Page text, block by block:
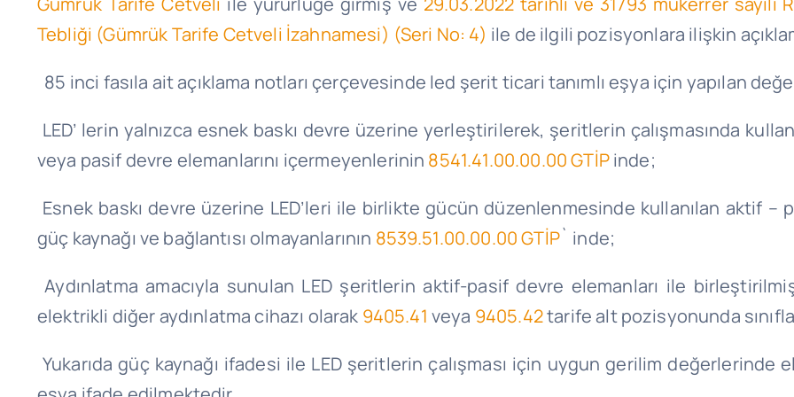
Tebliği (Gümrük Tarife Cetveli İzahnamesi) (Seri No: 4) ile de ilgili pozisyonlara ilişkin
85 inci fasıla ait açıklama notları çerçevesinde led şerit ticari tanımlı eşya için yapılan
LED’ lerin yalnızca esnek baskı devre üzerine yerleştirilerek, şeritlerin çalışmasında
veya pasif devre elemanlarını içermeyenlerinin 8541.41.00.00.00 GTİPinde;
Esnek baskı devre üzerine LED’leri ile birlikte gücün düzenlenmesinde kullanılan aktif
güç kaynağı ve bağlantısı olmayanlarının 8539.51.00.00.00 GTİP` inde;
Aydınlatma amacıyla sunulan LED şeritlerin aktif-pasif devre elemanları ile
elektrikli diğer aydınlatma cihazı olarak 9405.41 veya 9405.42tarife alt pozisyonunda
Yukarıda güç kaynağı ifadesi ile LED şeritlerin çalışması için uygun gerilim değerlerinde